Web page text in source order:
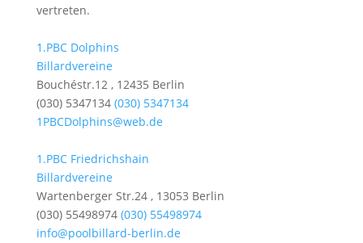
vertreten.
1.PBC Dolphins
Billardvereine
Bouchéstr.12 , 12435 Berlin
(030) 5347134 (030) 5347134
1PBCDolphins@web.de
1.PBC Friedrichshain
Billardvereine
Wartenberger Str.24 , 13053 Berlin
(030) 55498974 (030) 55498974
info@poolbillard-berlin.de